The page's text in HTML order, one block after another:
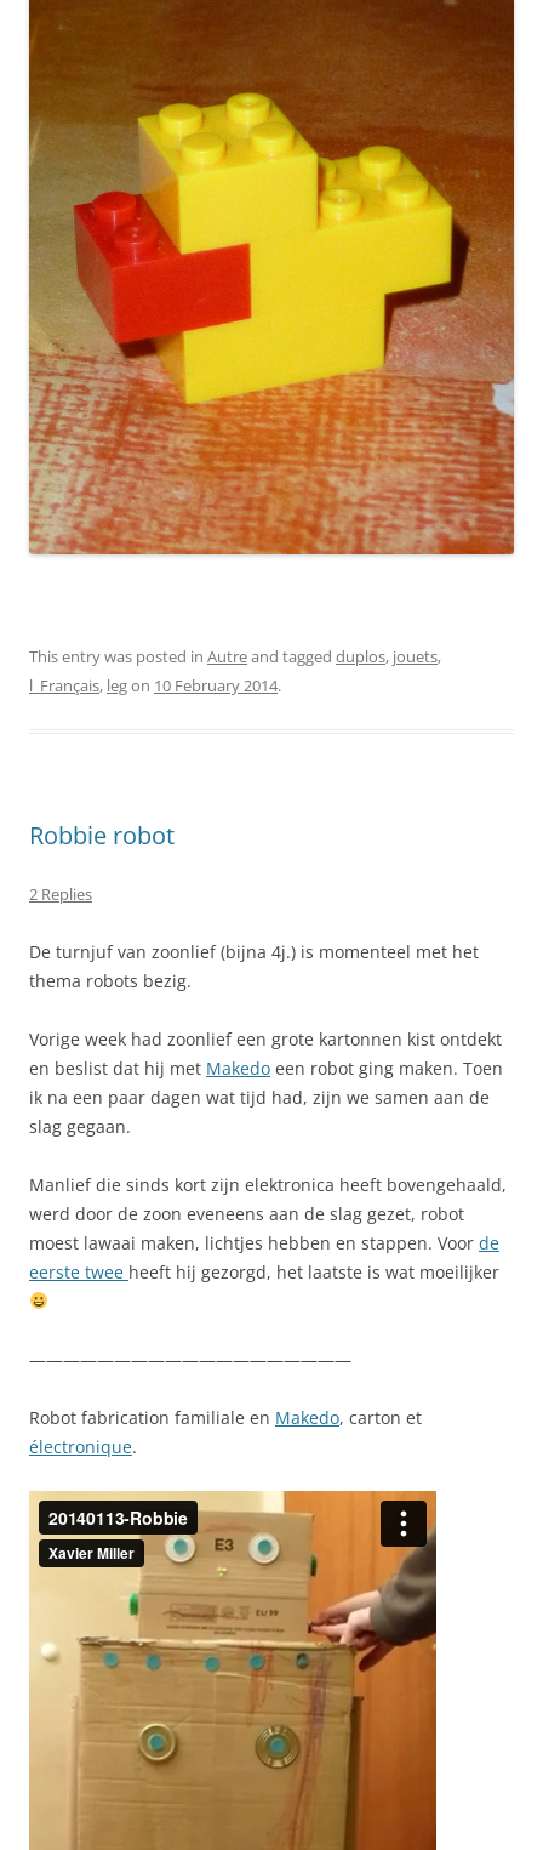
This entry was posted in Autreand tagged duplos, jouets,
l_Français, legon 10 February 2014.
Robbie robot
2 Replies
De turnjuf van zoonlief (bijna 4j.) is momenteel met het
thema robots bezig.
Vorige week had zoonlief een grote kartonnen kist ontdekt
en beslist dat hij met Makedo een robot ging maken. Toen
ik na een paar dagen wat tijd had, zijn we samen aan de
slag gegaan.
Manlief die sinds kort zijn elektronica heeft bovengehaald,
werd door de zoon eveneens aan de slag gezet, robot
moest lawaai maken, lichtjes hebben en stappen. Voor de
eerste twee heeft hij gezorgd, het laatste is wat moeilijker
———————————————————
Robot fabrication familiale en Makedo, carton et
électronique.